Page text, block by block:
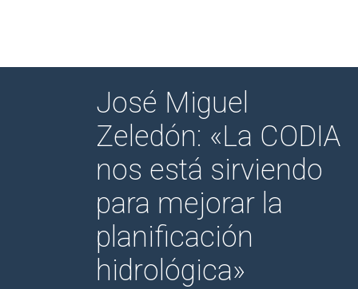
José Miguel
Zeledón: «La CODIA
nos está sirviendo
para mejorar la
planificación
hidrológica»